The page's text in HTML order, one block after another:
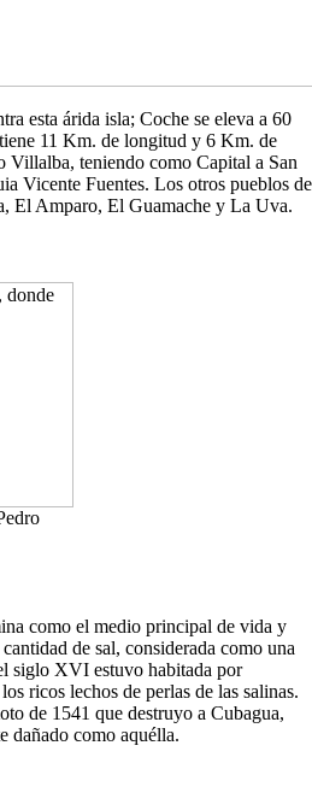
esta árida isla; Coche se eleva a 60
11 Km. de longitud y 6 Km. de
teniendo como Capital a San
Vicente Fuentes. Los otros pueblos de
El Amparo, El Guamache y La Uva.
como el medio principal de vida y
de sal, considerada como una
siglo XVI estuvo habitada por
ricos lechos de perlas de las salinas.
de 1541 que destruyo a Cubagua,
dañado como aquélla.